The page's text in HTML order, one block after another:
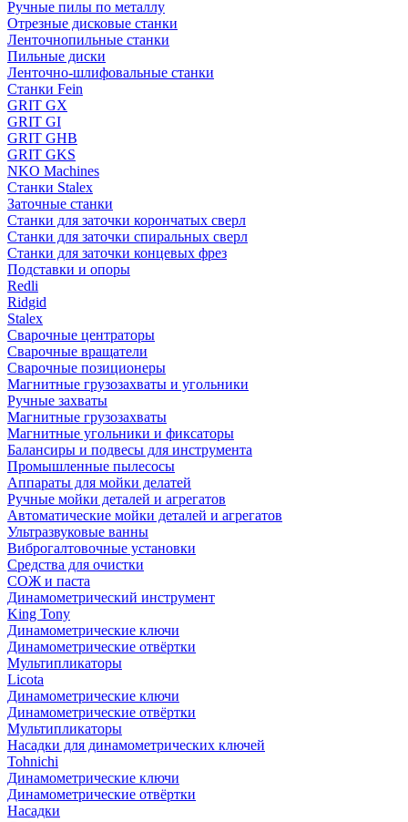
Ручные пилы по металлу
Отрезные дисковые станки
Ленточнопильные станки
Пильные диски
Ленточно-шлифовальные станки
Станки Fein
GRIT GX
GRIT GI
GRIT GHB
GRIT GKS
NKO Machines
Станки Stalex
Заточные станки
Станки для заточки корончатых сверл
Станки для заточки спиральных сверл
Станки для заточки концевых фрез
Подставки и опоры
Redli
Ridgid
Stalex
Сварочные центраторы
Сварочные вращатели
Сварочные позиционеры
Магнитные грузозахваты и угольники
Ручные захваты
Магнитные грузозахваты
Магнитные угольники и фиксаторы
Балансиры и подвесы для инструмента
Промышленные пылесосы
Аппараты для мойки делатей
Ручные мойки деталей и агрегатов
Автоматические мойки деталей и агрегатов
Ультразвуковые ванны
Виброгалтовочные установки
Средства для очистки
СОЖ и паста
Динамометрический инструмент
King Tony
Динамометрические ключи
Динамометрические отвёртки
Мультипликаторы
Licota
Динамометрические ключи
Динамометрические отвёртки
Мультипликаторы
Насадки для динамометрических ключей
Tohnichi
Динамометрические ключи
Динамометрические отвёртки
Насадки